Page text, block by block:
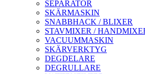
SEPARATOR
SKÄRMASKIN
SNABBHACK / BLIXER
STAVMIXER /
VACUUMMASKIN
SKÄRVERKTYG
DEGDELARE
DEGRULLARE